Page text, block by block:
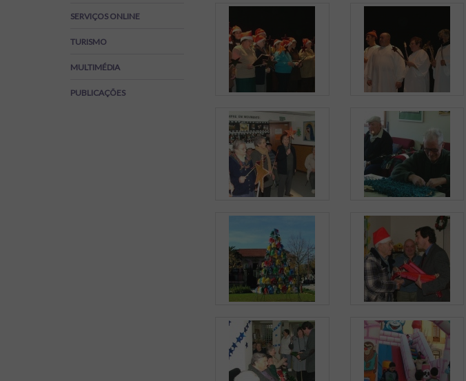
SERVIÇOS ONLINE
TURISMO
MULTIMÉDIA
PUBLICAÇÕES